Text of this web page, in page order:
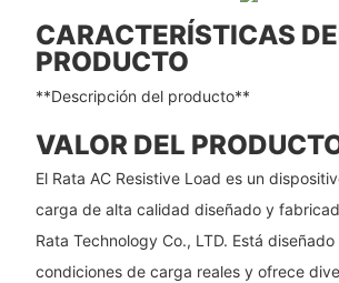
CARACTERÍSTICAS
PRODUCTO
**Descripción del producto**
VALOR DEL
El Rata AC Resistive Load es un
carga de alta calidad diseñado y
Rata Technology Co., LTD. Está
condiciones de carga reales y ofrece